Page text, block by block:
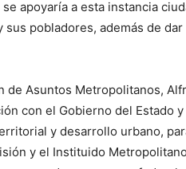
apoyaría a esta instancia
pobladores, además de
de Asuntos Metropolitanos,
con el Gobierno del Estado
y desarrollo urbano,
y el Instituido